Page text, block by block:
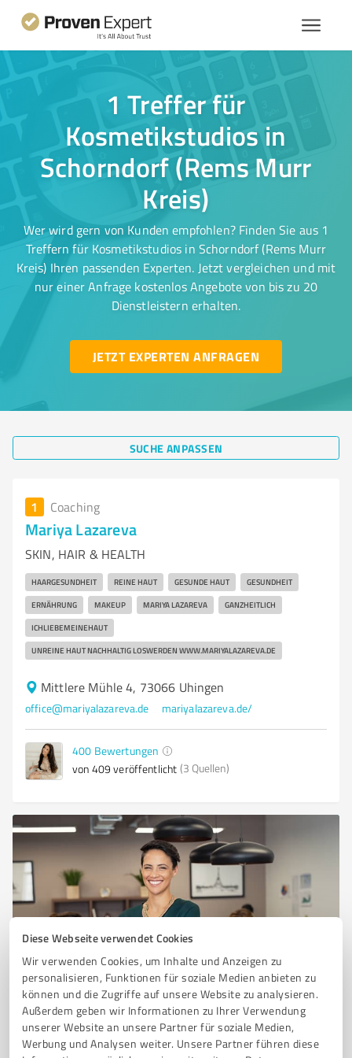
Diese Webseite verwendet Cookies
Wir verwenden Cookies, um Inhalte und Anzeigen zu
personalisieren, Funktionen für soziale Medien anbieten zu
können und die Zugriffe auf unsere Website zu analysieren.
Außerdem geben wir Informationen zu Ihrer Verwendung
unserer Website an unsere Partner für soziale Medien,
Werbung und Analysen weiter. Unsere Partner führen diese
1 Treffer für
Kosmetikstudios in
Schorndorf (Rems Murr
Kreis)
Wer wird gern von Kunden empfohlen? Finden Sie aus 1
Treffern für Kosmetikstudios in Schorndorf (Rems Murr
Kreis) Ihren passenden Experten. Jetzt vergleichen und mit
nur einer Anfrage kostenlos Angebote von bis zu 20
Dienstleistern erhalten.
JETZT EXPERTEN ANFRAGEN
SUCHE ANPASSEN
1 Coaching
Mariya Lazareva
SKIN, HAIR & HEALTH
HAARGESUNDHEIT REINE HAUT GESUNDE HAUT GESUNDHEIT
ERNÄHRUNG MAKEUP MARIYA LAZAREVA GANZHEITLICH
ICHLIEBEMEINEHAUT
UNREINE HAUT NACHHALTIG LOSWERDEN WWW.MARIYALAZAREVA.DE
Mittlere Mühle 4, 73066 Uhingen
office@mariyalazareva.de mariyalazareva.de/
400 Bewertungen
von 409 veröffentlicht (3 Quellen)
Sie möchten auch hier gelistet werden?
Registrieren Sie sich jetzt und werden Sie ein von
Kunden empfohlener ProvenExpert!